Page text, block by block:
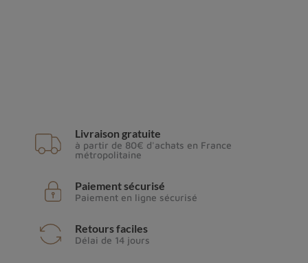
Livraison gratuite
à partir de 80€ d'achats en France
métropolitaine
Paiement sécurisé
Paiement en ligne sécurisé
Retours faciles
Délai de 14 jours